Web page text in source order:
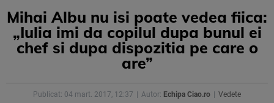
Mihai Albu nu isi poate vedea fiica:
„Iulia imi da copilul dupa bunul ei
chef si dupa dispozitia pe care o
are”
Publicat: 04 mart. 2017, 12:37 Autor: Echipa Ciao.ro Vedete